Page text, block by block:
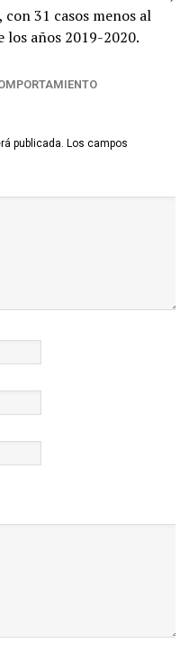
con 31 casos menos al
los años 2019-2020.
publicada. Los campos